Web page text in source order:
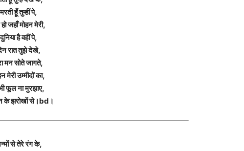
मरती हूँ तुम्हीं पे,
जहाँ मोहन मेरी,
दुनिया है वहीं पे,
रात तुझे देखे,
मन सोते जागते,
मेरी उम्मीदों का,
फूल ना मुरझाए,
के झरोखों से।bd।
से तेरे रंग के,